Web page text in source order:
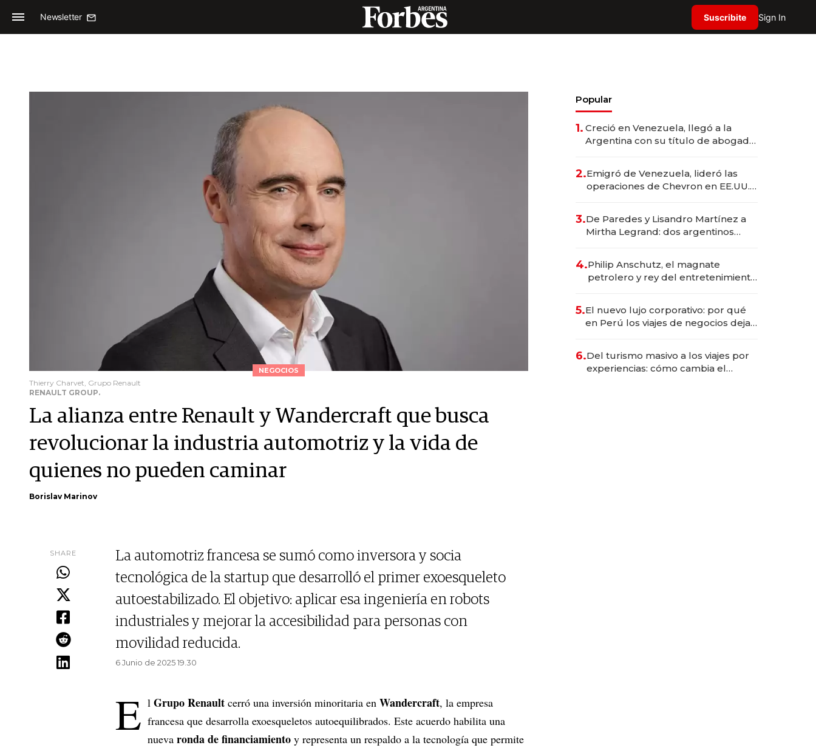
Newsletter Suscribite Sign In
NEGOCIOS
Thierry Charvet, Grupo Renault
RENAULT GROUP.
La alianza entre Renault y Wandercraft que busca
revolucionar la industria automotriz y la vida de
quienes no pueden caminar
Borislav Marinov
SHARE
La automotriz francesa se sumó como inversora y socia
tecnológica de la startup que desarrolló el primer exoesqueleto
autoestabilizado. El objetivo: aplicar esa ingeniería en robots
industriales y mejorar la accesibilidad para personas con
movilidad reducida.
6 Junio de 2025 19.30
E l Grupo Renault cerró una inversión minoritaria en Wandercraft, la empresa
francesa que desarrolla exoesqueletos autoequilibrados. Este acuerdo habilita una
nueva ronda de financiamiento y representa un respaldo a la tecnología que permite
Popular
1. Creció en Venezuela, llegó a la
Argentina con su título de abogado
marcas "fast premium"
2.Emigró de Venezuela, lideró las
operaciones de Chevron en EE.UU. y
3.De Paredes y Lisandro Martínez a
Mirtha Legrand: dos argentinos
4.Philip Anschutz, el magnate
petrolero y rey del entretenimiento
5.El nuevo lujo corporativo: por qué
en Perú los viajes de negocios dejan
6.Del turismo masivo a los viajes por
experiencias: cómo cambia el